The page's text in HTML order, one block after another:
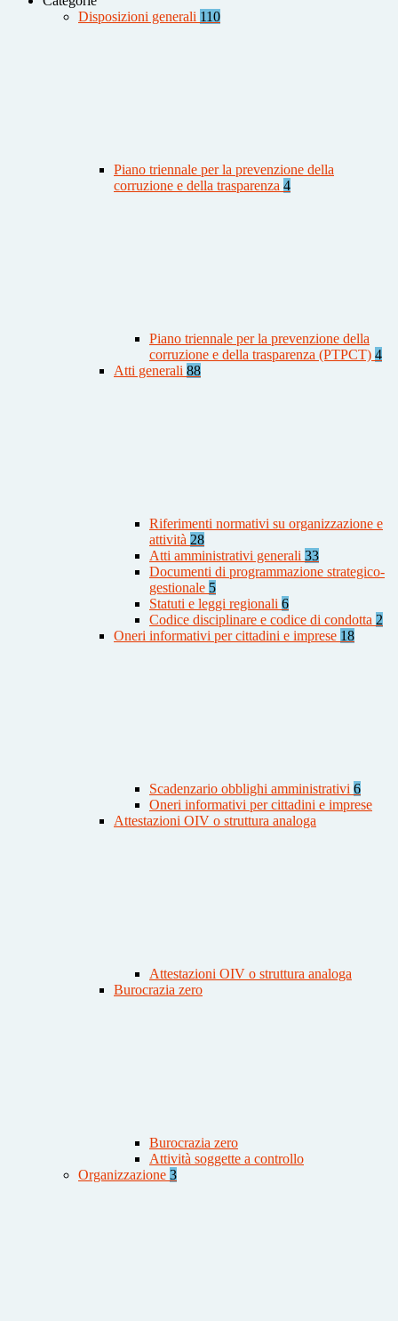
Disposizioni generali 110
Piano triennale per la prevenzione della
corruzione e della trasparenza 4
Piano triennale per la prevenzione della
corruzione e della trasparenza (PTPCT) 4
Atti generali 88
Riferimenti normativi su organizzazione e
attività 28
Atti amministrativi generali 33
Documenti di programmazione strategico-
gestionale 5
Statuti e leggi regionali 6
Codice disciplinare e codice di condotta 2
Oneri informativi per cittadini e imprese 18
Scadenzario obblighi amministrativi 6
Oneri informativi per cittadini e imprese
Attestazioni OIV o struttura analoga
Attestazioni OIV o struttura analoga
Burocrazia zero
Burocrazia zero
Attività soggette a controllo
Organizzazione 3